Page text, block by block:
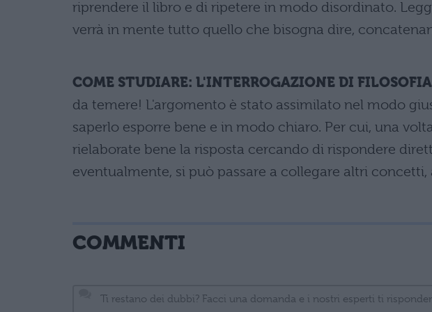
riprendere il libro e di ripetere in modo disordinato.
verrà in mente tutto quello che bisogna dire,
COME STUDIARE: L'INTERROGAZIONE DI
da temere! L'argomento è stato assimilato nel modo
saperlo esporre bene e in modo chiaro. Per cui, una
rielaborate bene la risposta cercando di rispondere
eventualmente, si può passare a collegare altri
COMMENTI